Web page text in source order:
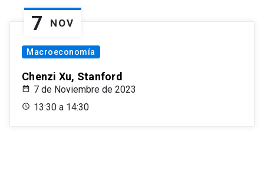
7 NOV
Macroeconomía
Chenzi Xu, Stanford
7 de Noviembre de 2023
13:30 a 14:30